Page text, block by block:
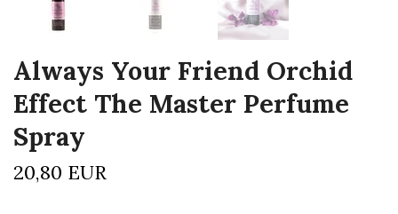
Always Your Friend Orchid
Effect The Master Perfume
Spray
20,80 EUR